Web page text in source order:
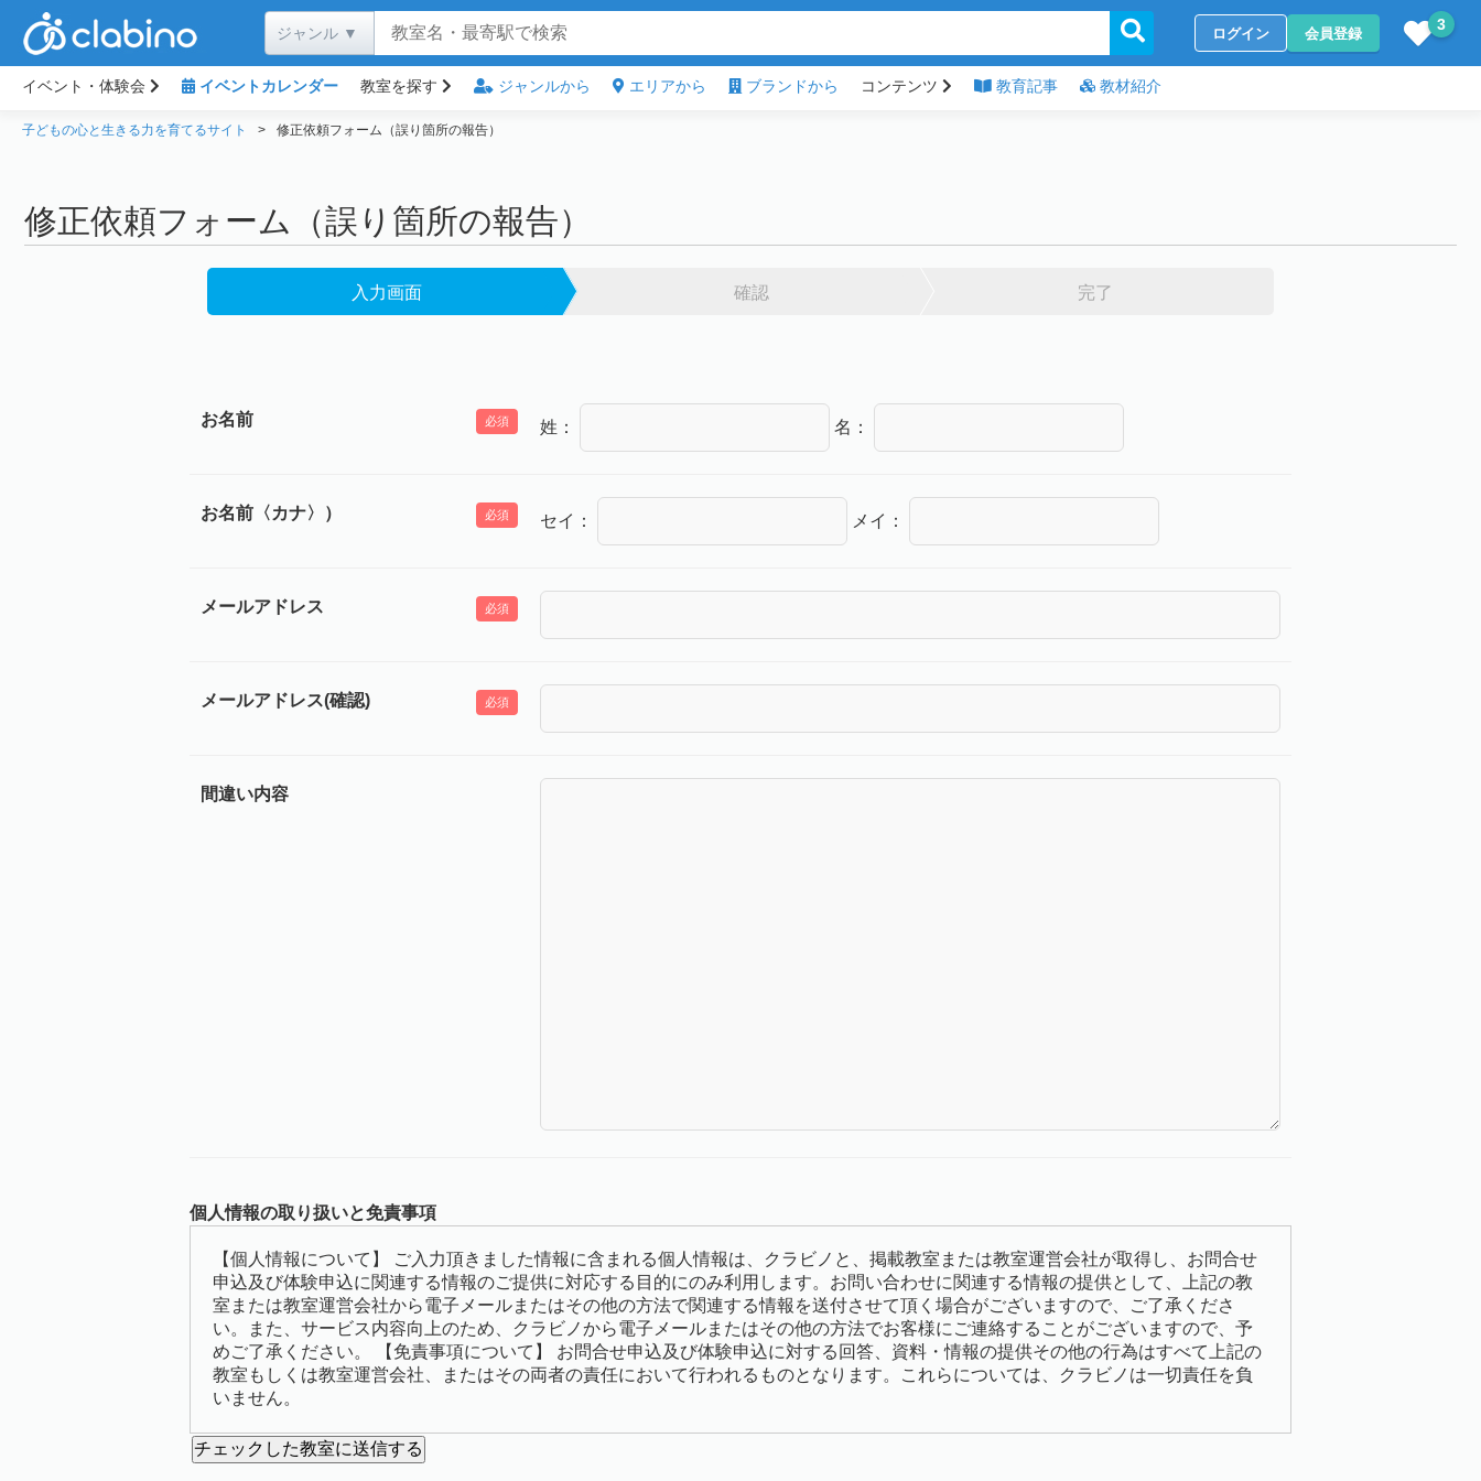
ログイン 会員登録 3
イベント・体験会 イベントカレンダー 教室を探す ジャンルから エリアから ブランドから コンテンツ 教育記事 教材紹介
子どもの心と生きる力を育てるサイト 修正依頼フォーム（誤り箇所の報告）
修正依頼フォーム（誤り箇所の報告）
入力画面 確認 完了
お名前 必須 姓： 名：
お名前〈カナ〉） 必須 セイ： メイ：
メールアドレス 必須
メールアドレス(確認) 必須
間違い内容
個人情報の取り扱いと免責事項
【個人情報について】 ご入力頂きました情報に含まれる個人情報は、クラビノと、掲載教室または教室運営会社が取得し、お問合せ
申込及び体験申込に関連する情報のご提供に対応する目的にのみ利用します。お問い合わせに関連する情報の提供として、上記の教
室または教室運営会社から電子メールまたはその他の方法で関連する情報を送付させて頂く場合がございますので、ご了承くださ
い。また、サービス内容向上のため、クラビノから電子メールまたはその他の方法でお客様にご連絡することがございますので、予
めご了承ください。 【免責事項について】 お問合せ申込及び体験申込に対する回答、資料・情報の提供その他の行為はすべて上記の
教室もしくは教室運営会社、またはその両者の責任において行われるものとなります。これらについては、クラビノは一切責任を負
いません。